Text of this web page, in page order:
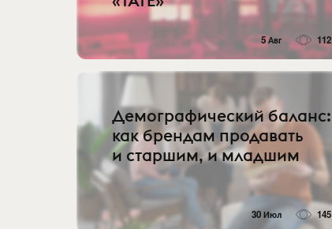
5 Авг 112
Демографический баланс:
как брендам продавать
и старшим, и младшим
30 Июл 145